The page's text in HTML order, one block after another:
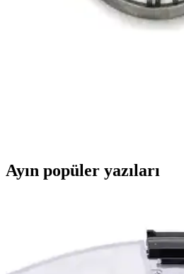
Nisanest modern gümüş güneş duvar
mekanizmasıyla ev ve ofis dekorunuza
kolay kurulumu ve dayanıklı yapısıyla
Ayın popüler yazıları